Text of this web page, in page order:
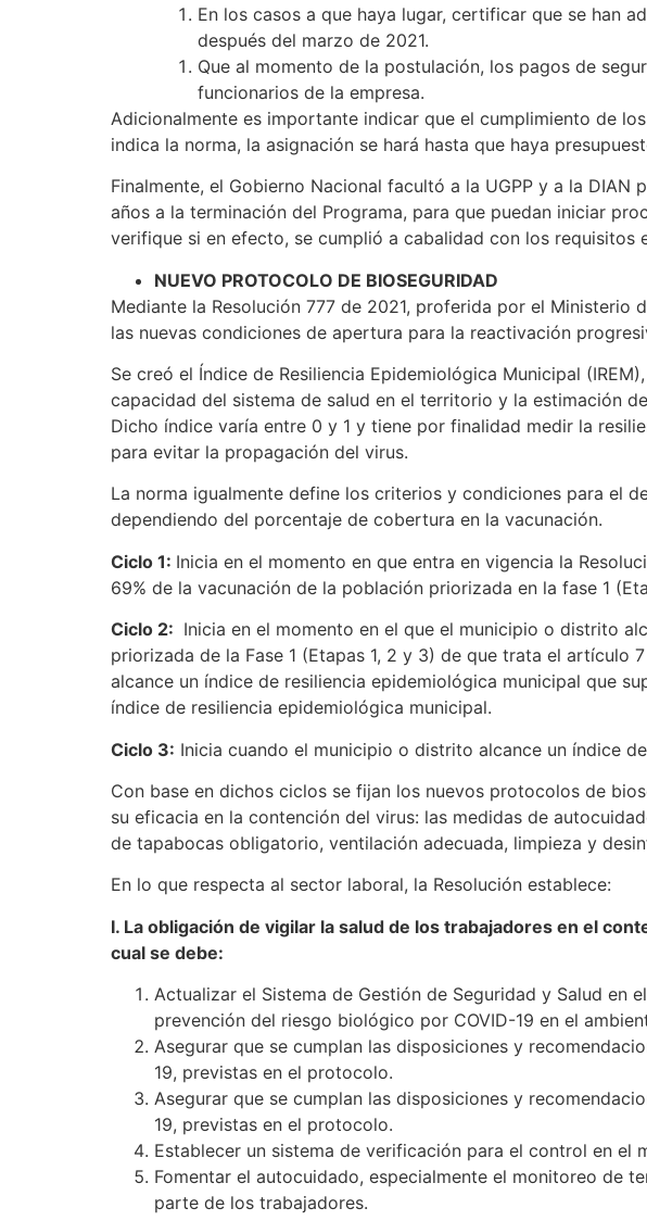
En los casos a que haya lugar, certificar que se han
después del marzo de 2021.
Que al momento de la postulación, los pagos de
funcionarios de la empresa.
Adicionalmente es importante indicar que el cumplimiento de
indica la norma, la asignación se hará hasta que haya
Finalmente, el Gobierno Nacional facultó a la UGPP y a la
años a la terminación del Programa, para que puedan iniciar
verifique si en efecto, se cumplió a cabalidad con los requisitos
NUEVO PROTOCOLO DE BIOSEGURIDAD
Mediante la Resolución 777 de 2021, proferida por el
las nuevas condiciones de apertura para la reactivación
Se creó el Índice de Resiliencia Epidemiológica Municipal
capacidad del sistema de salud en el territorio y la estimación
Dicho índice varía entre 0 y 1 y tiene por finalidad medir la
para evitar la propagación del virus.
La norma igualmente define los criterios y condiciones para el
dependiendo del porcentaje de cobertura en la vacunación.
Ciclo 1: Inicia en el momento en que entra en vigencia la
69% de la vacunación de la población priorizada en la fase 1
Ciclo 2: Inicia en el momento en el que el municipio o distrito
priorizada de la Fase 1 (Etapas 1, 2 y 3) de que trata el
alcance un índice de resiliencia epidemiológica municipal que
índice de resiliencia epidemiológica municipal.
Ciclo 3: Inicia cuando el municipio o distrito alcance un índice
Con base en dichos ciclos se fijan los nuevos protocolos de
su eficacia en la contención del virus: las medidas de
de tapabocas obligatorio, ventilación adecuada, limpieza y
En lo que respecta al sector laboral, la Resolución establece:
I. La obligación de vigilar la salud de los trabajadores en el
cual se debe:
Actualizar el Sistema de Gestión de Seguridad y Salud en
prevención del riesgo biológico por COVID-19 en el
Asegurar que se cumplan las disposiciones y
19, previstas en el protocolo.
Asegurar que se cumplan las disposiciones y
19, previstas en el protocolo.
Establecer un sistema de verificación para el control en el
Fomentar el autocuidado, especialmente el monitoreo de
parte de los trabajadores.